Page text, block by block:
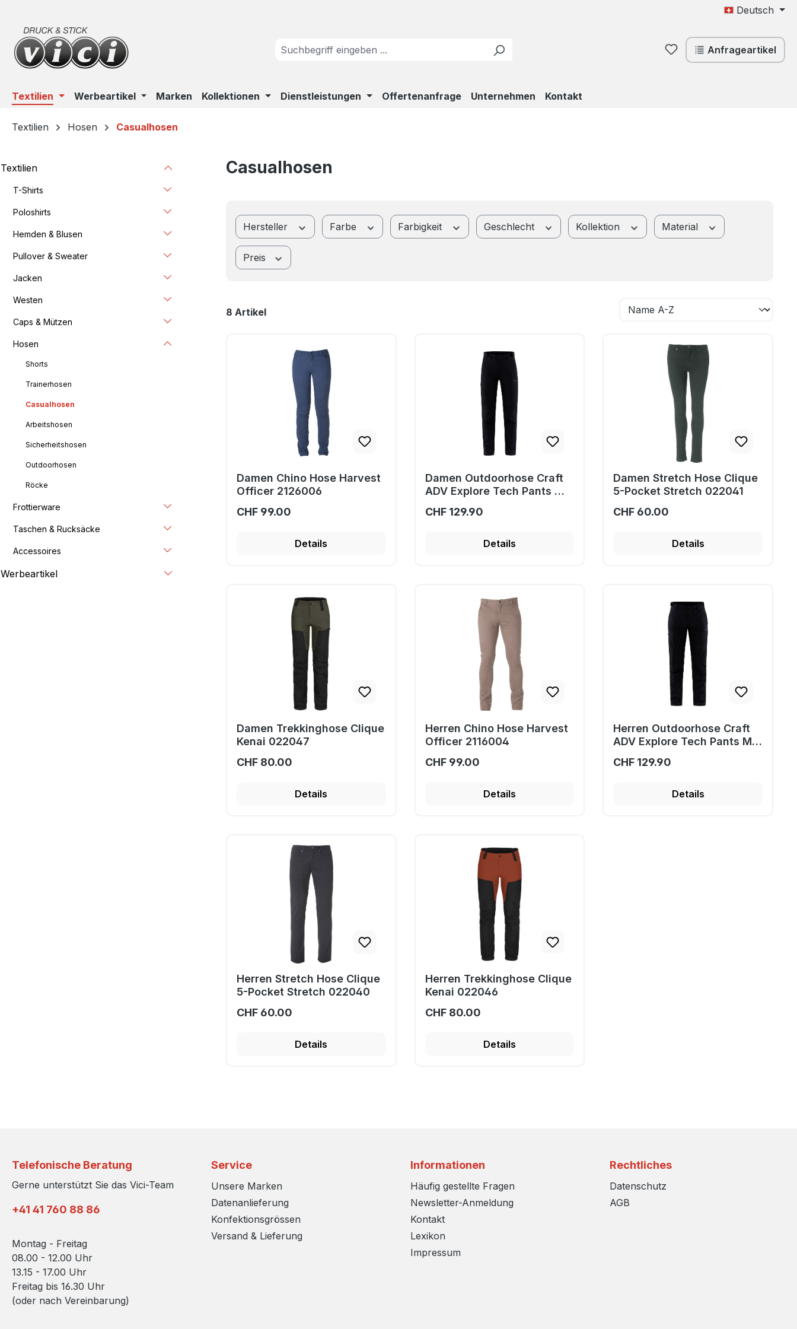
Deutsch
Du hast 0 Produkte auf
Anfrageartikel
Textilien Werbeartikel Marken Kollektionen Dienstleistungen Offertenanfrage Unternehmen Kontakt
Textilien Hosen Casualhosen
Textilien
T-Shirts
Poloshirts
Hemden & Blusen
Pullover & Sweater
Jacken
Westen
Caps & Mützen
Hosen
Shorts
Trainerhosen
Casualhosen
Arbeitshosen
Sicherheitshosen
Outdoorhosen
Röcke
Frottierware
Taschen & Rucksäcke
Accessoires
Werbeartikel
Casualhosen
Hersteller Farbe Farbigkeit Geschlecht Kollektion Material
Preis
8 Artikel
Damen Chino Hose Harvest
Officer 2126006
CHF 99.00
Details
Damen Outdoorhose Craft
ADV Explore Tech Pants W
CHF 129.90
Details
Damen Stretch Hose Clique
5-Pocket Stretch 022041
CHF 60.00
Details
Damen Trekkinghose Clique
Kenai 022047
CHF 80.00
Details
Herren Chino Hose Harvest
Officer 2116004
CHF 99.00
Details
Herren Outdoorhose Craft
ADV Explore Tech Pants M
CHF 129.90
Details
Herren Stretch Hose Clique
5-Pocket Stretch 022040
CHF 60.00
Details
Herren Trekkinghose Clique
Kenai 022046
CHF 80.00
Details
Telefonische Beratung
Gerne unterstützt Sie das Vici-Team
+41 41 760 88 86
Montag - Freitag
08.00 - 12.00 Uhr
13.15 - 17.00 Uhr
Freitag bis 16.30 Uhr
(oder nach Vereinbarung)
Service
Unsere Marken
Datenanlieferung
Konfektionsgrössen
Versand & Lieferung
Informationen
Häufig gestellte Fragen
Newsletter-Anmeldung
Kontakt
Lexikon
Impressum
Rechtliches
Datenschutz
AGB